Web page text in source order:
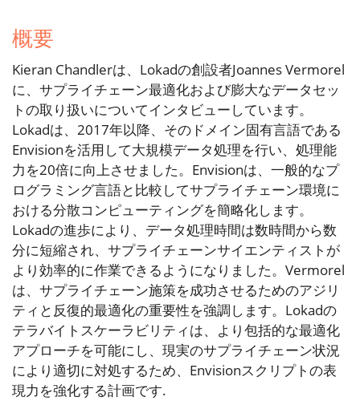
概要
Kieran Chandlerは、Lokadの創設者Joannes Vermorel
に、サプライチェーン最適化および膨大なデータセッ
トの取り扱いについてインタビューしています。
Lokadは、2017年以降、そのドメイン固有言語である
Envisionを活用して大規模データ処理を行い、処理能
力を20倍に向上させました。Envisionは、一般的なプ
ログラミング言語と比較してサプライチェーン環境に
おける分散コンピューティングを簡略化します。
Lokadの進歩により、データ処理時間は数時間から数
分に短縮され、サプライチェーンサイエンティストが
より効率的に作業できるようになりました。Vermorel
は、サプライチェーン施策を成功させるためのアジリ
ティと反復的最適化の重要性を強調します。Lokadの
テラバイトスケーラビリティは、より包括的な最適化
アプローチを可能にし、現実のサプライチェーン状況
により適切に対処するため、Envisionスクリプトの表
現力を強化する計画です.